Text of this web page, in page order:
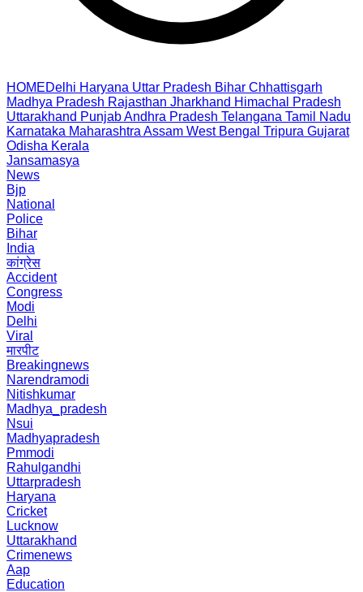
HOMEDelhi Haryana Uttar Pradesh Bihar Chhattisgarh
Madhya Pradesh Rajasthan Jharkhand Himachal Pradesh
Uttarakhand PunjabAndhra Pradesh Telangana Tamil Nadu
Karnataka Maharashtra Assam West Bengal Tripura Gujarat
Odisha Kerala
Jansamasya
News
Bjp
National
Police
Bihar
India
कांग्रेस
Accident
Congress
Modi
Delhi
Viral
मारपीट
Breakingnews
Narendramodi
Nitishkumar
Madhya_pradesh
Nsui
Madhyapradesh
Pmmodi
Rahulgandhi
Uttarpradesh
Haryana
Cricket
Lucknow
Uttarakhand
Crimenews
Aap
Education